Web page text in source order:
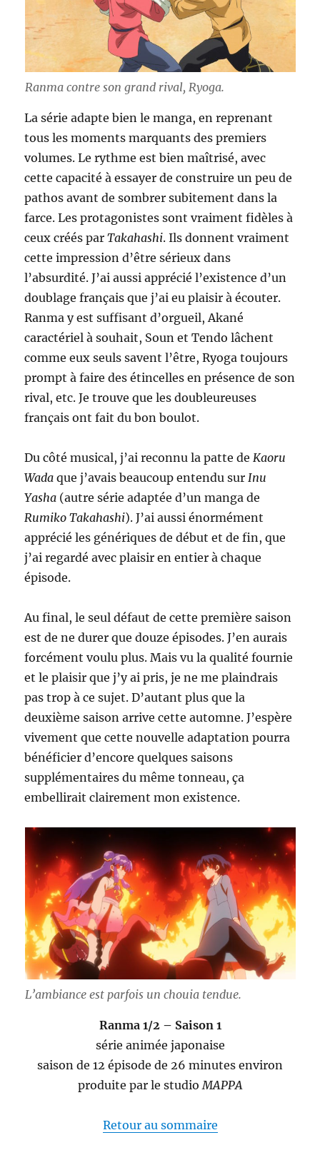
Ranma contre son grand rival, Ryoga.
La série adapte bien le manga, en reprenant
tous les moments marquants des premiers
volumes. Le rythme est bien maîtrisé, avec
cette capacité à essayer de construire un peu de
pathos avant de sombrer subitement dans la
farce. Les protagonistes sont vraiment fidèles à
ceux créés parTakahashi. Ils donnent vraiment
cette impression d’être sérieux dans
l’absurdité. J’ai aussi apprécié l’existence d’un
doublage français que j’ai eu plaisir à écouter.
Ranma y est suffisant d’orgueil, Akané
caractériel à souhait, Soun et Tendo lâchent
comme eux seuls savent l’être, Ryoga toujours
prompt à faire des étincelles en présence de son
rival, etc. Je trouve que les doubleureuses
français ont fait du bon boulot.
Du côté musical, j’ai reconnu la patte de Kaoru
Wada que j’avais beaucoup entendu sur Inu
Yasha (autre série adaptée d’un manga de
Rumiko Takahashi). J’ai aussi énormément
apprécié les génériques de début et de fin, que
j’ai regardé avec plaisir en entier à chaque
épisode.
Au final, le seul défaut de cette première saison
est de ne durer que douze épisodes. J’en aurais
forcément voulu plus. Mais vu la qualité fournie
et le plaisir que j’y ai pris, je ne me plaindrais
pas trop à ce sujet. D’autant plus que la
deuxième saison arrive cette automne. J’espère
vivement que cette nouvelle adaptation pourra
bénéficier d’encore quelques saisons
supplémentaires du même tonneau, ça
embellirait clairement mon existence.
L’ambiance est parfois un chouia tendue.
Ranma 1/2 – Saison 1
série animée japonaise
saison de 12 épisode de 26 minutes environ
produite par le studioMAPPA
Retour au sommaire